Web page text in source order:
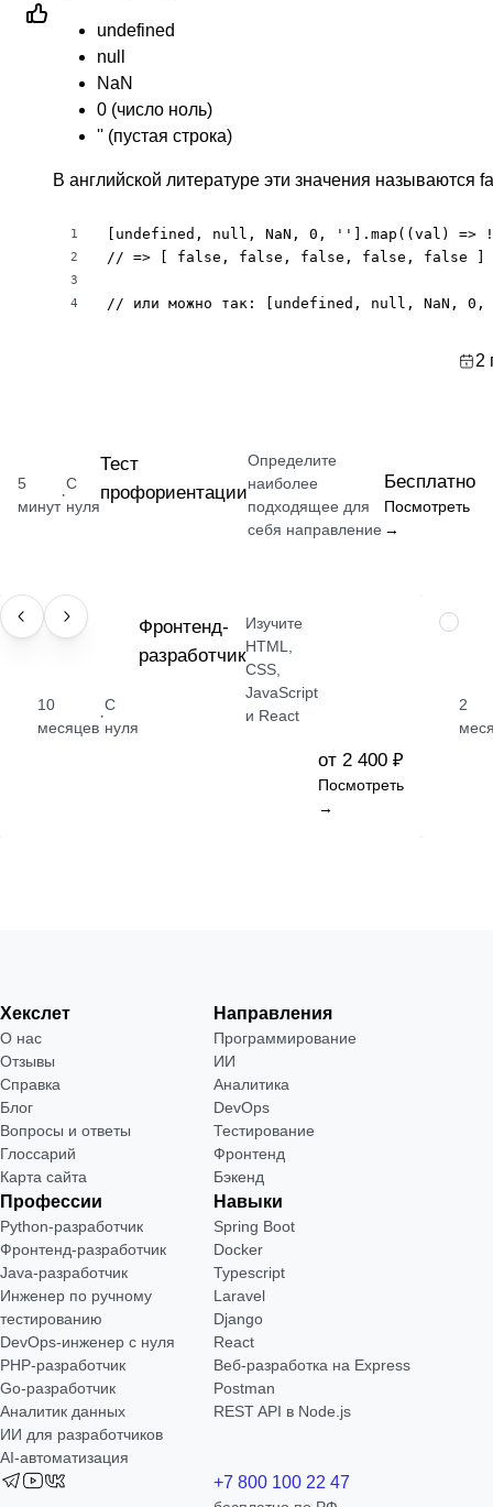
undefined
null
NaN
0 (число ноль)
'' (пустая строка)
В английской литературе эти значения называются
1
2
3
4
[undefined, null, NaN, 0, ''].map((val) =>
// => [ false, false, false, false, false ]
// или можно так: [undefined, null, NaN,
2
5
минут
·
С
нуля
Тест
профориентации
Определите
наиболее
подходящее для
себя направление
Бесплатно
Посмотреть
→
ПРОФЕССИЯ
10
месяцев
·
С
нуля
Фронтенд-
разработчик
Изучите
HTML,
CSS,
JavaScript
и React
от 2 400 ₽
Посмотреть
→
НАВЫК
2
Хекслет
О нас
Отзывы
Справка
Блог
Вопросы и ответы
Глоссарий
Карта сайта
Направления
Программирование
ИИ
Аналитика
DevOps
Тестирование
Фронтенд
Бэкенд
Профессии
Python-разработчик
Фронтенд-разработчик
Java-разработчик
Инженер по ручному
тестированию
DevOps-инженер с нуля
РНР-разработчик
Go-разработчик
Аналитик данных
ИИ для разработчиков
AI-автоматизация
Навыки
Spring Boot
Docker
Typescript
Laravel
Django
React
Веб-разработка на Express
Postman
REST API в Node.js
+7 800 100 22 47